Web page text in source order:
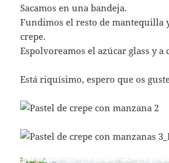
Sacamos en una bandeja.
Fundimos el resto de mantequilla
crepe.
Espolvoreamos el azúcar glass y a
Está riquísimo, espero que os